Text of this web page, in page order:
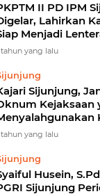
II PD IPM
Lahirkan
Menjadi
tahun yang lalu
Sijunjung, Janji Tindak Tegas
Kejaksaan
tahun yang lalu
Husein,
Sijunjung